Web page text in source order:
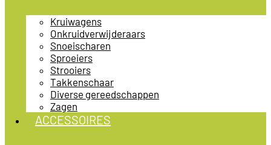
Kruiwagens
Onkruidverwijderaars
Snoeischaren
Sproeiers
Strooiers
Takkenschaar
Diverse gereedschappen
Zagen
ACCESSOIRES